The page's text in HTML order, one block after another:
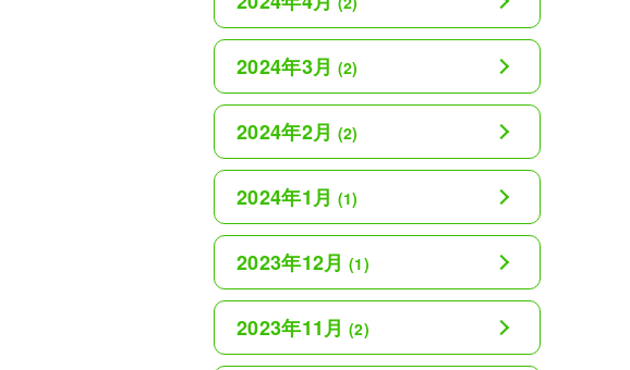
2024年3月 (2)
2024年2月 (2)
2024年1月 (1)
2023年12月 (1)
2023年11月 (2)